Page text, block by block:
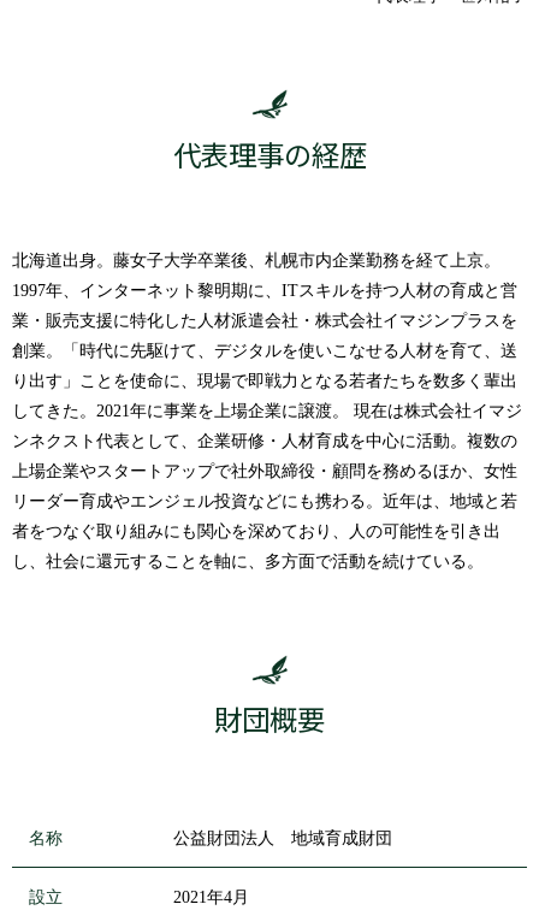
代表理事の経歴
北海道出身。藤女子大学卒業後、札幌市内企業勤務を経て上京。
1997年、インターネット黎明期に、ITスキルを持つ人材の育成と営
業・販売支援に特化した人材派遣会社・株式会社イマジンプラスを
創業。「時代に先駆けて、デジタルを使いこなせる人材を育て、送
り出す」ことを使命に、現場で即戦力となる若者たちを数多く輩出
してきた。2021年に事業を上場企業に譲渡。 現在は株式会社イマジ
ンネクスト代表として、企業研修・人材育成を中心に活動。複数の
上場企業やスタートアップで社外取締役・顧問を務めるほか、女性
リーダー育成やエンジェル投資などにも携わる。近年は、地域と若
者をつなぐ取り組みにも関心を深めており、人の可能性を引き出
し、社会に還元することを軸に、多方面で活動を続けている。
財団概要
名称 公益財団法人 地域育成財団
設立 2021年4月